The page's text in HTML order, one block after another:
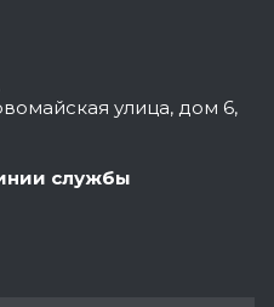
улица, дом 6,
службы